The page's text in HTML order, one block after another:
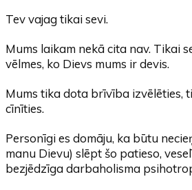
Tev vajag tikai sevi.
Mums laikam nekā cita nav. Tikai
vēlmes, ko Dievs mums ir devis.
Mums tika dota brīvība izvēlēties,
cīnīties.
Personīgi es domāju, ka būtu
manu Dievu) slēpt šo patieso,
bezjēdzīga darbaholisma